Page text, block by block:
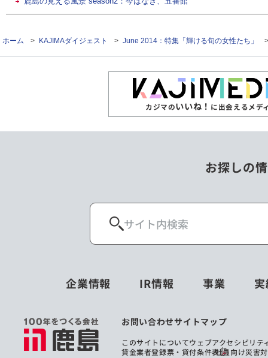
ホーム > KAJIMAダイジェスト > June 2014：特集「輝ける旬の女性たち」
カジマのいいね！ に出会えるメデ
お探しの
企業情報 IR情報 事業
お問い合わせサイトマップ
このサイトについてウェブアクセシビリテ
貸金業者登録票・貸付条件表社員向け災害